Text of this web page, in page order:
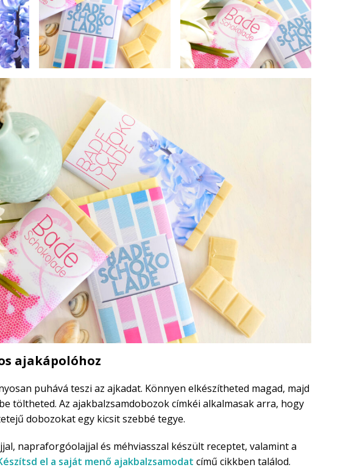
ajakápolóhoz
puhává teszi az ajkadat. Könnyen elkészítheted magad, majd
töltheted. Az ajakbalzsamdobozok címkéi alkalmasak arra, hogy
dobozokat egy kicsit szebbé tegye.
napraforgóolajjal és méhviasszal készült receptet, valamint a
el a saját menő ajakbalzsamodat című cikkben találod.